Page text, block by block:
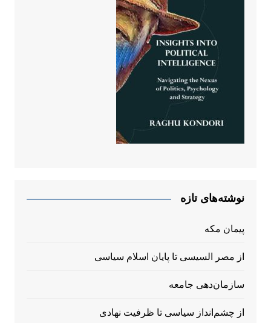
نوشته‌های تازه
پیمان مکه
از مصر السیسی تا پایان اسلام سیاسی
سازمان‌دهی جامعه
از چشم‌انداز سیاسی تا ظرفیت نهادی